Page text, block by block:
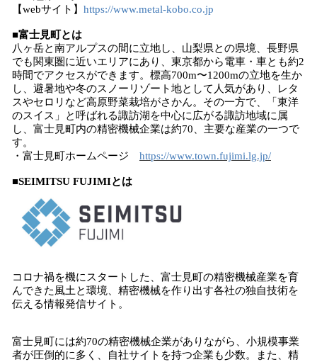
【webサイト】 https://www.metal-kobo.co.jp
■富士見町とは
八ヶ岳と南アルプスの間に立地し、山梨県との県境、長野県
でも関東圏に近いエリアにあり、東京都から電車・車とも約2
時間でアクセスができます。標高700m〜1200mの立地を生か
し、避暑地や冬のスノーリゾート地として人気があり、レタ
スやセロリなど高原野菜栽培がさかん。その一方で、「東洋
のスイス」と呼ばれる諏訪湖を中心に広がる諏訪地域に属
し、富士見町内の精密機械企業は約70、主要な産業の一つで
す。
・富士見町ホームページ https://www.town.fujimi.lg.jp/
■SEIMITSU FUJIMIとは
コロナ禍を機にスタートした、富士見町の精密機械産業を育
んできた風土と環境、精密機械を作り出す各社の独自技術を
伝える情報発信サイト。
富士見町には約70の精密機械企業がありながら、小規模事業
者が圧倒的に多く、自社サイトを持つ企業も少数。また、精